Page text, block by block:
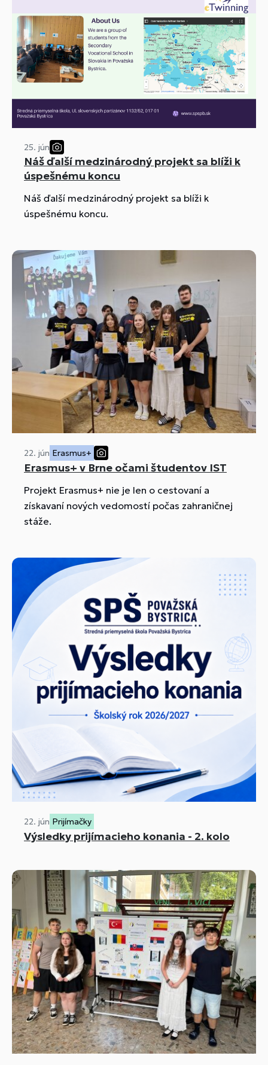
25. jún
Náš ďalší medzinárodný projekt sa blíži k
úspešnému koncu
Náš ďalší medzinárodný projekt sa blíži k
úspešnému koncu.
22. jún Erasmus+
Erasmus+ v Brne očami študentov IST
Projekt Erasmus+ nie je len o cestovaní a
získavaní nových vedomostí počas zahraničnej
stáže.
22. jún Prijímačky
Výsledky prijímacieho konania - 2. kolo